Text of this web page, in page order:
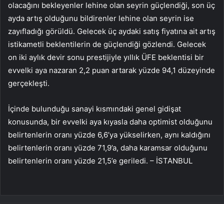
olacağını bekleyenler lehine olan seyrin güçlendiği, son üç
ayda artış olduğunu bildirenler lehine olan seyrin ise
zayıfladığı görüldü. Gelecek üç aydaki satış fiyatına ait artış
istikametli beklentilerin de güçlendiği gözlendi. Gelecek
on iki aylık devir sonu prestijiyle yıllık ÜFE beklentisi bir
evvelki aya nazaran 2,2 puan artarak yüzde 94,1 düzeyinde
gerçekleşti.
İçinde bulunduğu sanayi kısmındaki genel gidişat
konusunda, bir evvelki aya kıyasla daha optimist olduğunu
belirtenlerin oranı yüzde 6,6’ya yükselirken, aynı kaldığını
belirtenlerin oranı yüzde 71,9’a, daha karamsar olduğunu
belirtenlerin oranı yüzde 21,5’e geriledi. – İSTANBUL